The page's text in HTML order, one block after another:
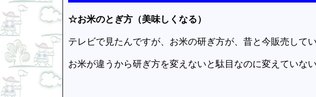
☆お米のとぎ方（美味しくなる）
テレビで見たんですが、お米の研ぎ方が、昔と今販売して
お米が違うから研ぎ方を変えないと駄目なのに変えていな